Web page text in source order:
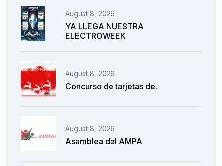
August 8, 2026
YA LLEGA NUESTRA
ELECTROWEEK
August 8, 2026
Concurso de tarjetas de.
August 8, 2026
Asamblea del AMPA